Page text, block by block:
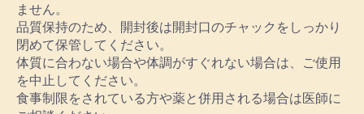
ません。
品質保持のため、開封後は開封口のチャックをしっかり
閉めて保管してください。
体質に合わない場合や体調がすぐれない場合は、ご使用
を中止してください。
食事制限をされている方や薬と併用される場合は医師に